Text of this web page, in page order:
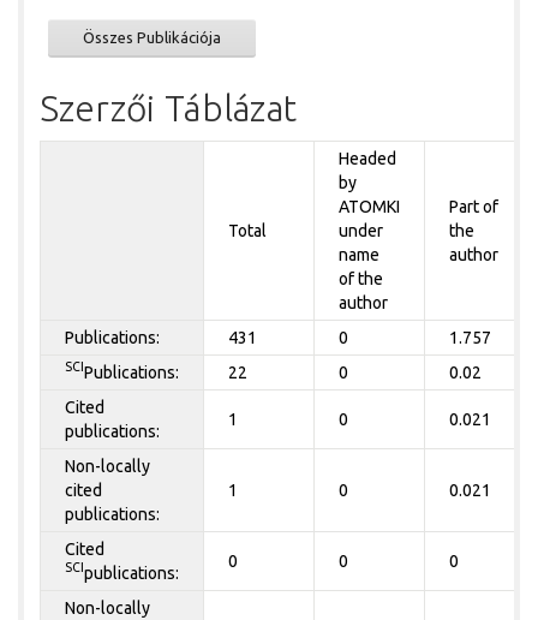
Összes Publikációja
Szerzői Táblázat
Total
Headed
by
ATOMKI
under
name
of the
author
Part of
the
author
Publications: 431 0 1.757
SCI Publications: 22 0
0.02
Cited
publications:
1 0 0.021
Non-locally
cited
publications:
1 0 0.021
Cited
SCI publications:
0 0 0
Non-locally